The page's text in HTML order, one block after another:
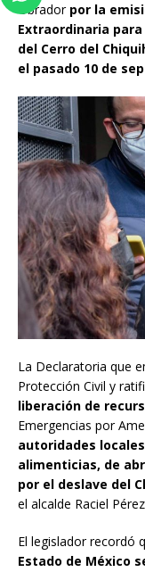
Obrador por la
Extraordinaria
del Cerro del
el pasado 10 de
La Declaratoria que
Protección Civil y
liberación de
Emergencias por
autoridades
alimenticias, de
por el deslave del
el alcalde Raciel
El legislador recordó
Estado de México